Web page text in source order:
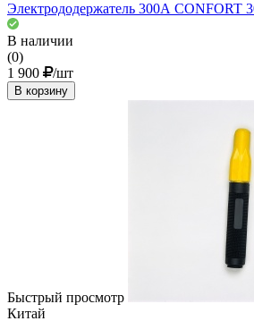
Электрододержатель 300А CONFORT
В наличии
(0)
1 900
/шт
В корзину
Быстрый просмотр
Китай